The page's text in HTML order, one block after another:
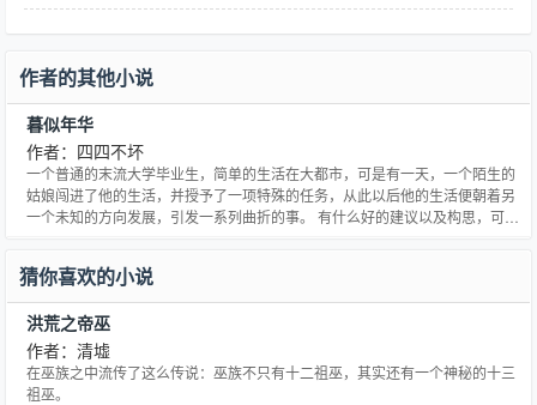
作者的其他小说
暮似年华
作者：四四不坏
一个普通的末流大学毕业生，简单的生活在大都市，可是有一天，一个陌生的
姑娘闯进了他的生活，并授予了一项特殊的任务，从此以后他的生活便朝着另
一个未知的方向发展，引发一系列曲折的事。 有什么好的建议以及构思，可以
猜你喜欢的小说
洪荒之帝巫
作者：清墟
在巫族之中流传了这么传说：巫族不只有十二祖巫，其实还有一个神秘的十三
祖巫。